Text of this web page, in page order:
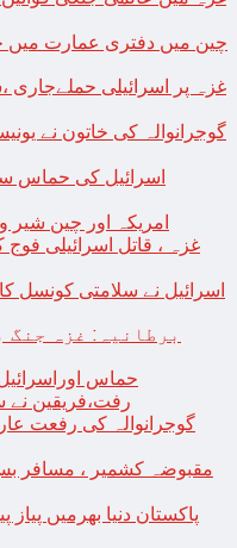
گوجرانوالہ کی خاتون نے
اسرائیل کی حماس
امریکہ اور چین شیر
اسرائیل نے سلامتی کونسل
برطانیہ: غزہ جنگ
حماس
رفت،فریقین نے
گوجرانوالہ کی رفعت
پاکستان دنیا بھرمیں پیاز